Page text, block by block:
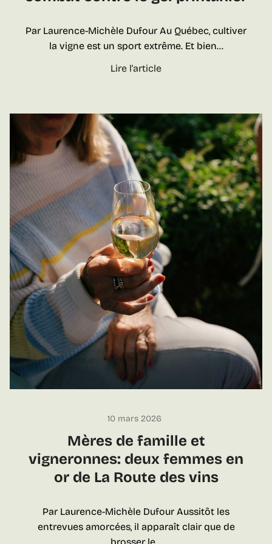
s
t
é
r
s
c
a
c
h
é
s
d
e
L
a
R
o
t
e
i
n
s
Par Laurence-Michèle Dufour Au Québec, cultiver
la vigne est un sport extrême. Et bien…
Lire l'articleS
v
v
r
e
a
u
c
l
i
m
a
t
Q
b
t
e
c
n
i
Mères de famille et
vigneronnes: deux femmes en
or de La Route des vins
10 mars 2026
Par Laurence-Michèle Dufour Aussitôt les
entrevues amorcées, il apparaît clair que de
brosser le…